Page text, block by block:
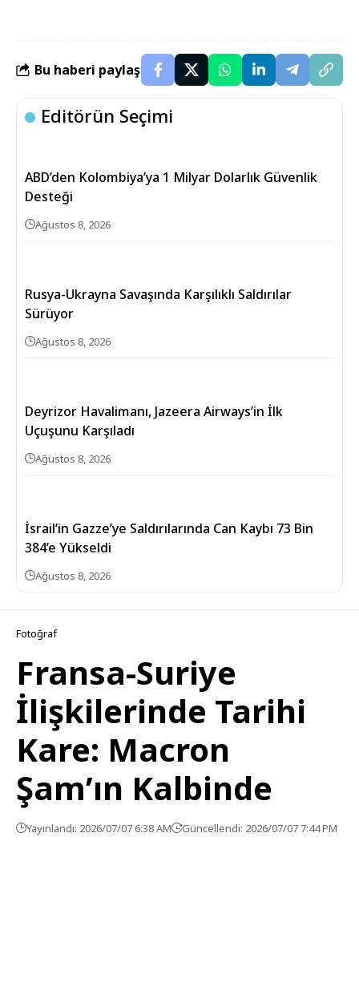
Bu haberi paylaş
Editörün Seçimi
ABD’den Kolombiya’ya 1 Milyar Dolarlık Güvenlik
Desteği
Ağustos 8, 2026
Rusya-Ukrayna Savaşında Karşılıklı Saldırılar
Sürüyor
Ağustos 8, 2026
Deyrizor Havalimanı, Jazeera Airways’in İlk
Uçuşunu Karşıladı
Ağustos 8, 2026
İsrail’in Gazze’ye Saldırılarında Can Kaybı 73 Bin
384’e Yükseldi
Ağustos 8, 2026
Fotoğraf
Fransa-Suriye
İlişkilerinde Tarihi
Kare: Macron
Şam’ın Kalbinde
Yayınlandı: 2026/07/07 6:38 AM Güncellendi: 2026/07/07 7:44 PM